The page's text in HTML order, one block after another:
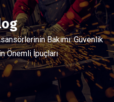
Bakımı: Güvenlik
Önemli İpuçları